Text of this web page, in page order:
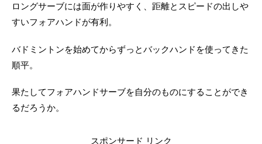
ロングサーブには面が作りやすく、距離とスピードの出しや
すいフォアハンドが有利。
バドミントンを始めてからずっとバックハンドを使ってきた
順平。
果たしてフォアハンドサーブを自分のものにすることができ
るだろうか。
スポンサード リンク